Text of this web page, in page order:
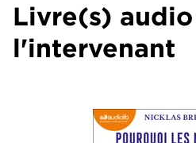
Livre(s)
l'intervenant